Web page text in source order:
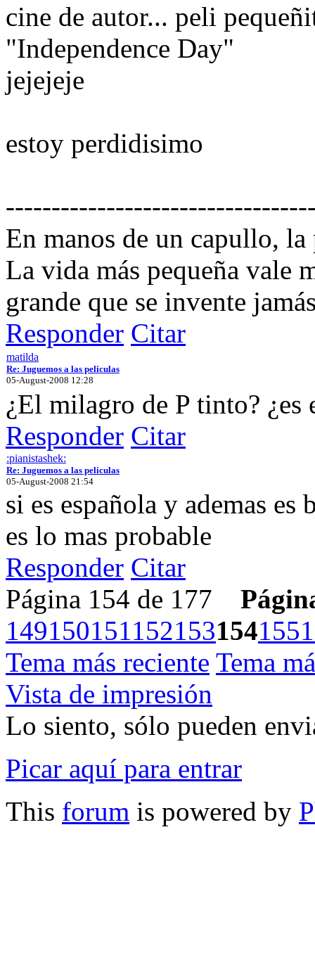
cine de autor... peli
"Independence Day"
jejejeje
estoy perdidisimo
En manos de un capullo,
La vida más pequeña vale
grande que se invente
Responder Citar
matilda
Re: Juguemos a las peliculas
05-August-2008 12:28
¿El milagro de P tinto? ¿es
Responder Citar
:pianistashek:
Re: Juguemos a las peliculas
05-August-2008 21:54
si es española y ademas
es lo mas probable
Responder Citar
Página 154 de 177
149150151152153154155
Tema más reciente Tema
Vista de impresión
Lo siento, sólo pueden
Picar aquí para entrar
This forum is powered by